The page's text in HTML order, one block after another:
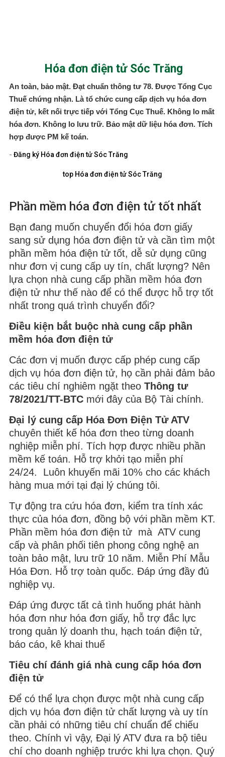
Hóa đơn điện tử Sóc Trăng
An toàn, bảo mật. Đạt chuẩn thông tư 78. Được Tổng Cục
Thuế chứng nhận. Là tổ chức cung cấp dịch vụ hóa đơn
điện tử, kết nối trực tiếp với Tổng Cục Thuế. Không lo mất
hóa đơn. Không lo lưu trữ. Bảo mật dữ liệu hóa đơn. Tích
hợp được PM kế toán.
- Đăng ký Hóa đơn điện tử Sóc Trăng
top Hóa đơn điện tử Sóc Trăng
Phần mềm hóa đơn điện tử tốt nhất
Bạn đang muốn chuyển đổi hóa đơn giấy
sang sử dụng hóa đơn điện tử và cần tìm một
phần mềm hóa điện tử tốt, dễ sử dụng cũng
như đơn vị cung cấp uy tín, chất lượng? Nên
lựa chọn nhà cung cấp phần mềm hóa đơn
điện tử như thế nào để có thể được hỗ trợ tốt
nhất trong quá trình chuyển đổi?
Điều kiện bắt buộc nhà cung cấp phần
mềm hóa đơn điện tử
Các đơn vị muốn được cấp phép cung cấp
dịch vụ hóa đơn điện tử, họ cần phải đảm bảo
các tiêu chí nghiêm ngặt theo Thông tư
78/2021/TT-BTC mới đây của Bộ Tài chính.
Đại lý cung cấp Hóa Đơn Điện Tử ATV
chuyên thiết kế hóa đơn theo từng doanh
nghiệp miễn phí. Tích hợp được nhiều phần
mềm kế toán. Hỗ trợ khởi tạo miễn phí
24/24. Luôn khuyến mãi 10% cho các khách
hàng mua mới tại đại lý chúng tôi.
Tự động tra cứu hóa đơn, kiểm tra tính xác
thực của hóa đơn, đồng bộ với phần mềm KT.
Phần mềm hóa đơn điện tử mà ATV cung
cấp và phân phối tiên phong công nghệ an
toàn bảo mật, lưu trữ 10 năm. Miễn Phí Mẫu
Hóa Đơn. Hỗ trợ toàn quốc. Đáp ứng đầy đủ
nghiệp vụ.
Đáp ứng được tất cả tình huống phát hành
hóa đơn như hóa đơn giấy, hỗ trợ đắc lực
trong quản lý doanh thu, hạch toán điện tử,
báo cáo, kê khai thuế
Tiêu chí đánh giá nhà cung cấp hóa đơn
điện tử
Để có thể lựa chọn được một nhà cung cấp
dịch vụ hóa đơn điện tử chất lượng và uy tín
cần phải có những tiêu chí chuẩn để chiếu
theo. Chính vì vậy, Đại lý ATV đưa ra bộ tiêu
chí cho doanh nghiệp trước khi lựa chọn. Quý